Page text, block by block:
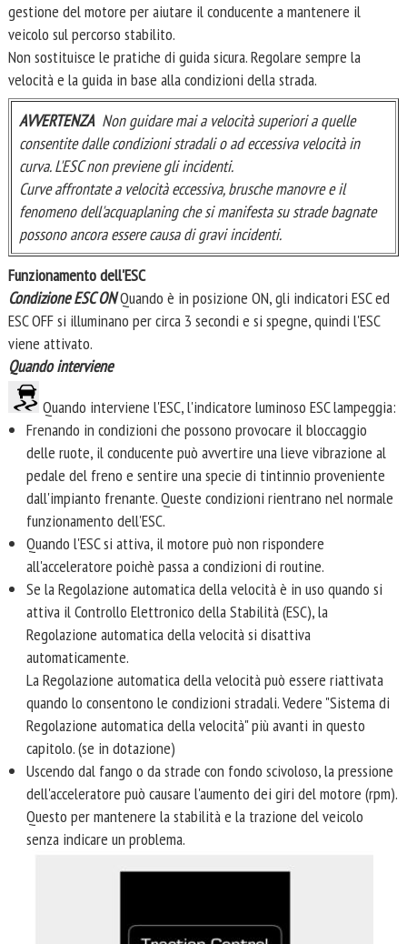
gestione del motore per aiutare il conducente a mantenere il
veicolo sul percorso stabilito.
Non sostituisce le pratiche di guida sicura. Regolare sempre la
velocità e la guida in base alla condizioni della strada.
AVVERTENZA Non guidare mai a velocità superiori a quelle
consentite dalle condizioni stradali o ad eccessiva velocità in
curva. L'ESC non previene gli incidenti.
Curve affrontate a velocità eccessiva, brusche manovre e il
fenomeno dell'acquaplaning che si manifesta su strade bagnate
possono ancora essere causa di gravi incidenti.
Funzionamento dell'ESC
Condizione ESC ONQuando è in posizione ON, gli indicatori ESC ed
ESC OFF si illuminano per circa 3 secondi e si spegne, quindi l'ESC
viene attivato.
Quando interviene
Quando interviene l'ESC, l'indicatore luminoso ESC lampeggia:
Frenando in condizioni che possono provocare il bloccaggio
delle ruote, il conducente può avvertire una lieve vibrazione al
pedale del freno e sentire una specie di tintinnio proveniente
dall'impianto frenante. Queste condizioni rientrano nel normale
funzionamento dell'ESC.
Quando l'ESC si attiva, il motore può non rispondere
all'acceleratore poichè passa a condizioni di routine.
Se la Regolazione automatica della velocità è in uso quando si
attiva il Controllo Elettronico della Stabilità (ESC), la
Regolazione automatica della velocità si disattiva
automaticamente.
La Regolazione automatica della velocità può essere riattivata
quando lo consentono le condizioni stradali. Vedere "Sistema di
Regolazione automatica della velocità" più avanti in questo
capitolo. (se in dotazione)
Uscendo dal fango o da strade con fondo scivoloso, la pressione
dell'acceleratore può causare l'aumento dei giri del motore (rpm).
Questo per mantenere la stabilità e la trazione del veicolo
senza indicare un problema.